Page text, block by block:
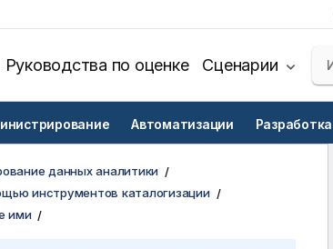
Руководства по оценке Сценарии
Автоматизации Разработка
данных аналитики
инструментов каталогизации
ими